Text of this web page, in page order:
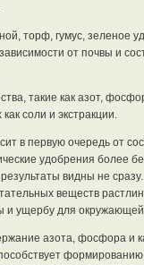
торф, гумус, зеленое
от почвы и
такие как азот,
соли и экстракции.
в первую очередь от
удобрения более
видны не сразу.
веществ
и ущербу для
азота, фосфора и
формированию